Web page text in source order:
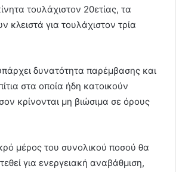
τουλάχιστον 20ετίας, τα
κλειστά για τουλάχιστον τρία
δυνατότητα παρέμβασης και
στα οποία ήδη κατοικούν
κρίνονται μη βιώσιμα σε όρους
μέρος του συνολικού ποσού θα
για ενεργειακή αναβάθμιση,